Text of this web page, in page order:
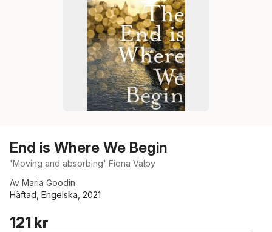
End is Where We Begin
'Moving and absorbing' Fiona Valpy
Av Maria Goodin
Häftad, Engelska, 2021
121 kr